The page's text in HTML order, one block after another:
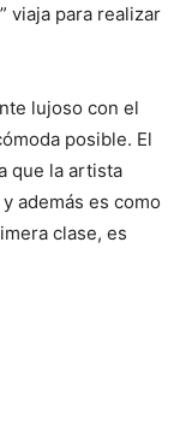
viaja para realizar
lujoso con el
posible. El
que la artista
además es como
clase, es